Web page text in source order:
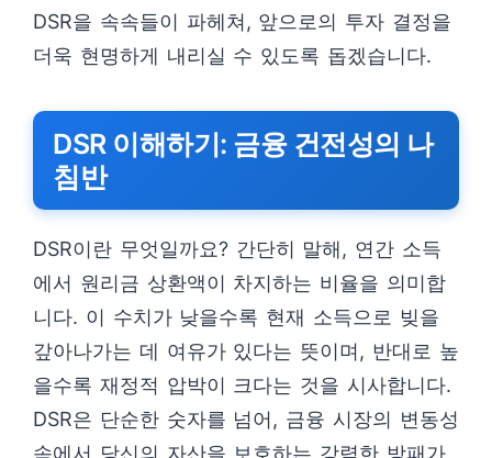
DSR을 속속들이 파헤쳐, 앞으로의 투자 결정을
더욱 현명하게 내리실 수 있도록 돕겠습니다.
DSR 이해하기: 금융 건전성의 나
침반
DSR이란 무엇일까요? 간단히 말해, 연간 소득
에서 원리금 상환액이 차지하는 비율을 의미합
니다. 이 수치가 낮을수록 현재 소득으로 빚을
갚아나가는 데 여유가 있다는 뜻이며, 반대로 높
을수록 재정적 압박이 크다는 것을 시사합니다.
DSR은 단순한 숫자를 넘어, 금융 시장의 변동성
속에서 당신의 자산을 보호하는 강력한 방패가